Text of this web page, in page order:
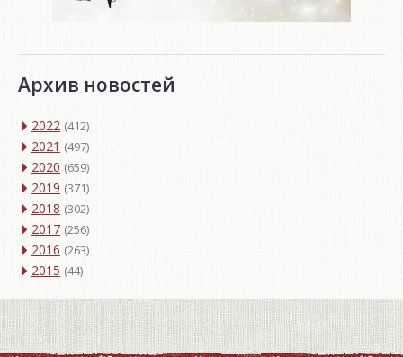
Архив новостей
2022 (412)
2021 (497)
2020 (659)
2019 (371)
2018 (302)
2017 (256)
2016 (263)
2015 (44)